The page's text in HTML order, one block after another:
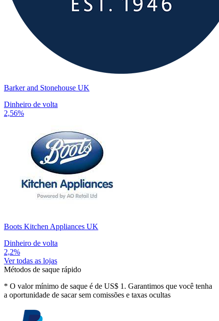
Barker and Stonehouse UK
Dinheiro de volta
2,56%
Boots Kitchen Appliances UK
Dinheiro de volta
2,2%
Ver todas as lojas
Métodos de saque rápido
* O valor mínimo de saque é de US$ 1. Garantimos que você tenha
a oportunidade de sacar sem comissões e taxas ocultas